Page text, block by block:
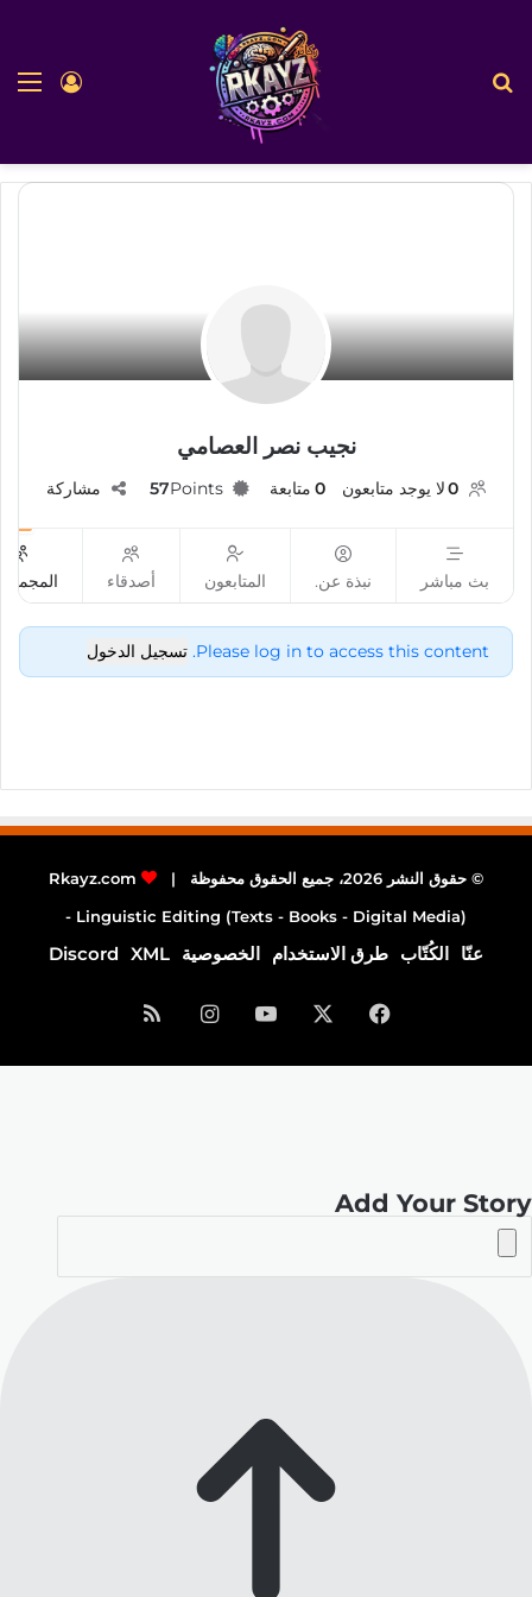
تسجيل
نجيب نصر العصامي
لا يوجد متابعون 0 متابعة 57Points مشاركة
بث مباشر نبذة عن. المتابعون أصدقاء
Please log in to access this content. تسجيل الدخول
© حقوق النشر 2026، جميع الحقوق محفوظة |
Rkayz.com
Linguistic Editing (Texts - Books - Digital Media) -
عنّا الكُتّاب طرق الاستخدام الخصوصية XML
Discord
فيسبوك ‫YouTubeانستقرامملخص
الموقع
Add Your Story